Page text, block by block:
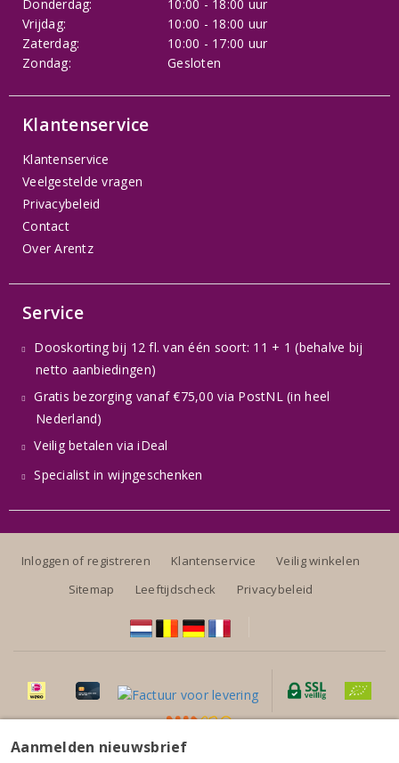
Donderdag:
10:00 - 18:00 uur
Vrijdag:
10:00 - 18:00 uur
Zaterdag:
10:00 - 17:00 uur
Zondag:
Gesloten
Klantenservice
Klantenservice
Veelgestelde vragen
Privacybeleid
Contact
Over Arentz
Service
Dooskorting bij 12 fl. van één soort: 11 + 1 (behalve bij
netto aanbiedingen)
Gratis bezorging vanaf €75,00 via PostNL (in heel
Nederland)
Veilig betalen via iDeal
Specialist in wijngeschenken
Inloggen of registreren Klantenservice
Veilig winkelen
Sitemap
Leeftijdscheck Privacybeleid
Aanmelden nieuwsbrief